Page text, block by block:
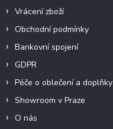
Vrácení zboží
Obchodní podmínky
Bankovní spojení
GDPR
Péče o oblečení a doplňky
Showroom v Praze
O nás